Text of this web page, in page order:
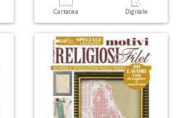
Cartacea Digitale